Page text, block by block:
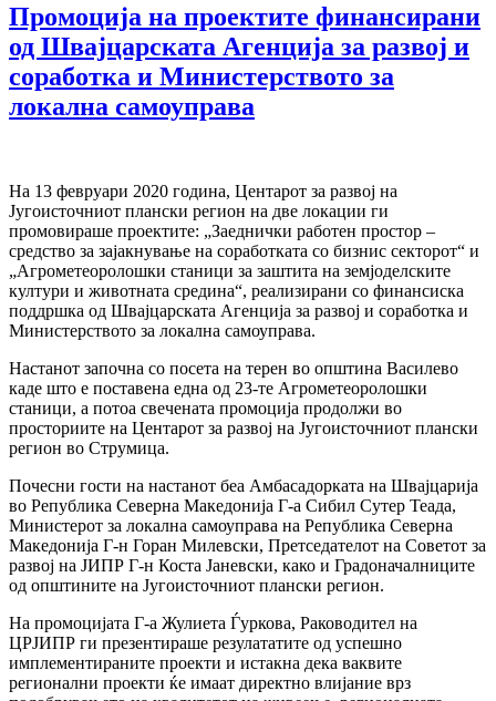
Промоција на проектите финансирани
од Швајцарската Агенција за развој и
соработка и Министерството за
локална самоуправа
На 13 февруари 2020 година, Центарот за развој на
Југоисточниот плански регион на две локации ги
промовираше проектите: „Заеднички работен простор –
средство за зајакнување на соработката со бизнис секторот“ и
„Агрометеоролошки станици за заштита на земјоделските
култури и животната средина“, реализирани со финансиска
поддршка од Швајцарската Агенција за развој и соработка и
Министерството за локална самоуправа.
Настанот започна со посета на терен во општина Василево
каде што е поставена една од 23-те Агрометеоролошки
станици, а потоа свечената промоција продолжи во
просториите на Центарот за развој на Југоисточниот плански
регион во Струмица.
Почесни гости на настанот беа Амбасадорката на Швајцарија
во Република Северна Македонија Г-а Сибил Сутер Теада,
Министерот за локална самоуправа на Република Северна
Македонија Г-н Горан Милевски, Претседателот на Советот за
развој на ЈИПР Г-н Коста Јаневски, како и Градоначалниците
од општините на Југоисточниот плански регион.
На промоцијата Г-а Жулиета Ѓуркова, Раководител на
ЦРЈИПР ги презентираше резулататите од успешно
имплементираните проекти и истакна дека ваквите
регионални проекти ќе имаат директно влијание врз